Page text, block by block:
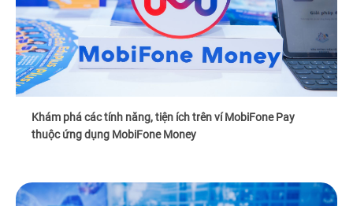
Khám phá các tính năng, tiện ích trên ví MobiFone Pay
thuộc ứng dụng MobiFone Money